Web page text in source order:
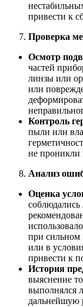
привести к
Проверка
Осмотр
частей
линзы или
или
Контроль
пыли или
не проникли
Анализ
Оценка
соблюдались
при сильном
или в
привести к
История
выяснение
выполнялся
дальнейшую